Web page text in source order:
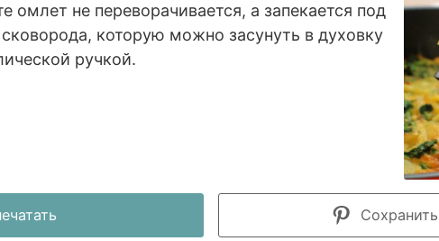
омлет не переворачивается, а запекается под
которую можно засунуть в духовку
ручкой.